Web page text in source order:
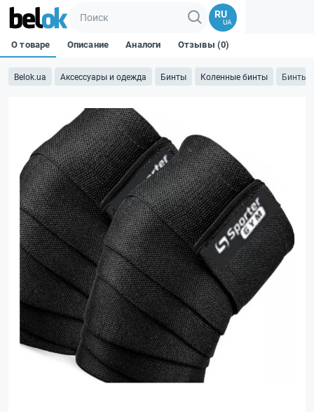
RU
UA
Belok.ua Аксессуары и одежда Бинты Коленные бинты Бинты
О товаре Описание Аналоги Отзывы (0)